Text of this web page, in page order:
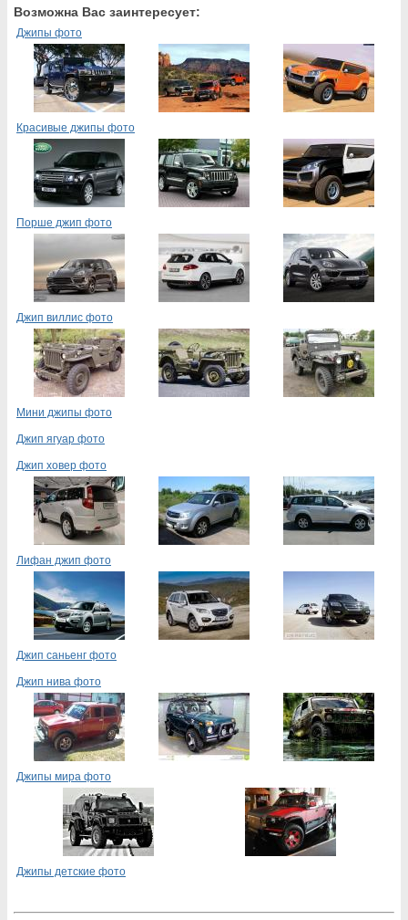
Возможна Вас заинтересует:
Джипы фото
Красивые джипы фото
Порше джип фото
Джип виллис фото
Мини джипы фото
Джип ягуар фото
Джип ховер фото
Лифан джип фото
Джип саньенг фото
Джип нива фото
Джипы мира фото
Джипы детские фото